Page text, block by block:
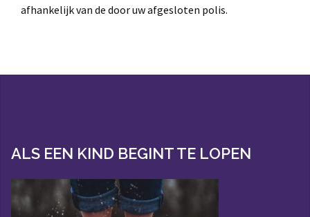
afhankelijk van de door uw afgesloten polis.
ALS EEN KIND BEGINT TE LOPEN